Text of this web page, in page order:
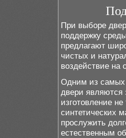
При выборе
поддержку
предлагают
чистых и
воздействие на
Одним из самых
двери являются
изготовление
синтетических
прослужить
естественным